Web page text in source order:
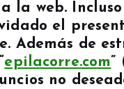
la web. Incluso
el
Además de
epilacorre.com”
no